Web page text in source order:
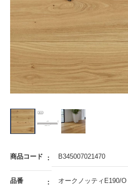
商品コード B345007021470
品番 オークノッティE190/O